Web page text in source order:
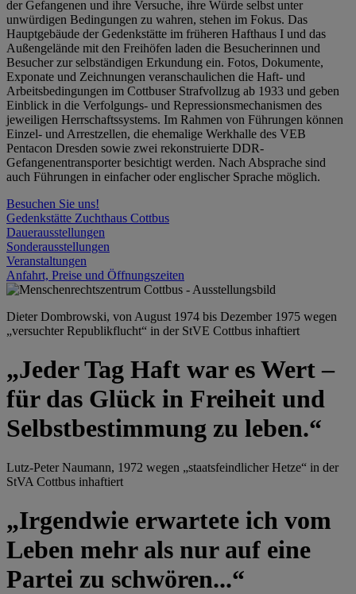
der Gefangenen und ihre Versuche, ihre Würde selbst unter
unwürdigen Bedingungen zu wahren, stehen im Fokus. Das
Hauptgebäude der Gedenkstätte im früheren Hafthaus I und das
Außengelände mit den Freihöfen laden die Besucherinnen und
Besucher zur selbständigen Erkundung ein. Fotos, Dokumente,
Exponate und Zeichnungen veranschaulichen die Haft- und
Arbeitsbedingungen im Cottbuser Strafvollzug ab 1933 und geben
Einblick in die Verfolgungs- und Repressionsmechanismen des
jeweiligen Herrschaftssystems. Im Rahmen von Führungen können
Einzel- und Arrestzellen, die ehemalige Werkhalle des VEB
Pentacon Dresden sowie zwei rekonstruierte DDR-
Gefangenentransporter besichtigt werden. Nach Absprache sind
auch Führungen in einfacher oder englischer Sprache möglich.
Besuchen Sie uns!
Gedenkstätte Zuchthaus Cottbus
Dauerausstellungen
Sonderausstellungen
Veranstaltungen
Anfahrt, Preise und Öffnungszeiten
Dieter Dombrowski, von August 1974 bis Dezember 1975 wegen
„versuchter Republikflucht“ in der StVE Cottbus inhaftiert
„Jeder Tag Haft war es Wert –
für das Glück in Freiheit und
Selbstbestimmung zu leben.“
Lutz-Peter Naumann, 1972 wegen „staatsfeindlicher Hetze“ in der
StVA Cottbus inhaftiert
„Irgendwie erwartete ich vom
Leben mehr als nur auf eine
Partei zu schwören...“